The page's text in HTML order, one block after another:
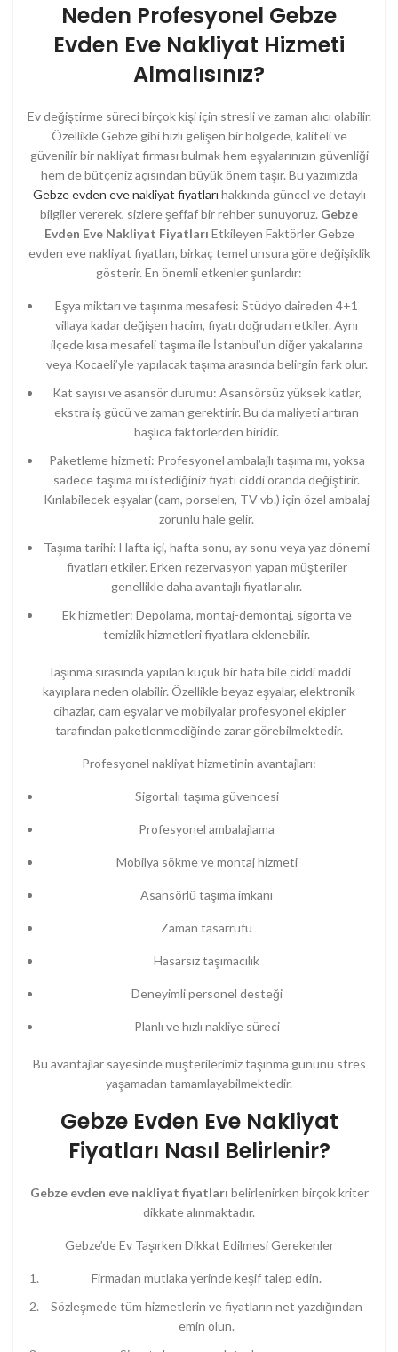
Neden Profesyonel Gebze
Evden Eve Nakliyat Hizmeti
Almalısınız?
Evdeğiştirme sürecibirçokkişiiçin streslivezaman alıcı olabilir.
ÖzellikleGebze gibihızlı gelişen birbölgede, kalitelive
güvenilirbirnakliyat firması bulmakhem eşyalarınızın güvenliği
hem debütçenizaçısından büyükönem taşır.Bu yazımızda
Gebzeevden evenakliyat fiyatları hakkında güncel vedetaylı
bilgilervererek, sizlereşeffafbirrehber sunuyoruz. Gebze
Evden Eve Nakliyat Fiyatları Etkileyen FaktörlerGebze
evden evenakliyat fiyatları, birkaçtemel unsura göredeğişiklik
gösterir.En önemlietkenlerşunlardır:
Eşya miktarı vetaşınma mesafesi: Stüdyo daireden 4+1
villaya kadardeğişen hacim, fiyatı doğrudan etkiler.Aynı
ilçedekısa mesafelitaşıma ile İstanbul’un diğeryakalarına
veya Kocaeli’yleyapılacaktaşıma arasında belirgin farkolur.
Kat sayısı veasansördurumu: Asansörsüzyüksekkatlar,
ekstra iş gücü vezaman gerektirir.Bu da maliyetiartıran
başlıca faktörlerden biridir.
Paketlemehizmeti: Profesyonel ambalajlı taşıma mı, yoksa
sadecetaşıma mı istediğinizfiyatı ciddioranda değiştirir.
Kırılabilecekeşyalar(cam, porselen, TVvb.) için özel ambalaj
zorunlu hale gelir.
Taşıma tarihi: Hafta içi, hafta sonu, ay sonu veya yazdönemi
fiyatları etkiler.Erken rezervasyon yapan müşteriler
genellikledaha avantajlı fiyatlaralır.
Ekhizmetler: Depolama, montaj-demontaj, sigorta ve
temizlikhizmetlerifiyatlara eklenebilir.
Taşınma sırasında yapılan küçük bir hata bile ciddi maddi
kayıplara neden olabilir. Özellikle beyaz eşyalar, elektronik
cihazlar, cam eşyalar ve mobilyalar profesyonel ekipler
tarafından paketlenmediğinde zarar görebilmektedir.
Profesyonel nakliyat hizmetinin avantajları:
Sigortalı taşıma güvencesi
Profesyonel ambalajlama
Mobilya sökme ve montaj hizmeti
Asansörlü taşıma imkanı
Zaman tasarrufu
Hasarsız taşımacılık
Deneyimli personel desteği
Planlı ve hızlı nakliye süreci
Bu avantajlar sayesinde müşterilerimiz taşınma gününü stres
yaşamadan tamamlayabilmektedir.
Gebze Evden Eve Nakliyat
Fiyatları Nasıl Belirlenir?
Gebze evden eve nakliyat fiyatları belirlenirken birçok kriter
dikkate alınmaktadır.
Gebze’de Ev Taşırken Dikkat Edilmesi Gerekenler
Firmadan mutlaka yerinde keşiftalep edin.
Sözleşmede tüm hizmetlerin ve fiyatların net yazdığından
emin olun.